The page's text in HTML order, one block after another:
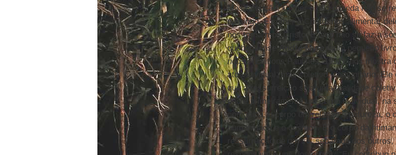
Mas, atenção! Comer o pão da vida não se
domingo. É comer o Cristo, nos alimentar
nos tornarmos Cristo. E isso não se faz a
quebequenseAndré Myre , num pequeno
nous?(Éditions Paulines, 1991), nos mostra
ato individual, mas coletivo, comunitário.
que a ressurreição seja uma realidade
não é primeiramente um corpo individual, na
comunica, o corpo em relação à natureza, o
humanidade e o cosmos. É o corpo da
ressurreição de um só, separada dos